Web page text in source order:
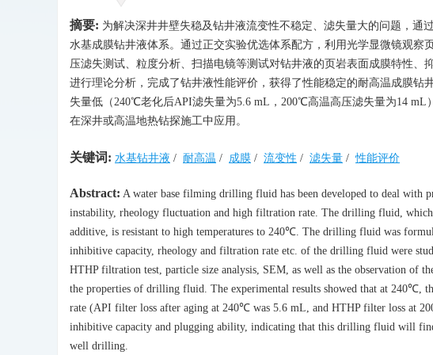
摘要: 为解决深井井壁失稳及钻井液流变性不稳定、滤失量大的问题，
水基成膜钻井液体系。通过正交实验优选体系配方，利用光学显微镜观
压滤失测试、粒度分析、扫描电镜等测试对钻井液的页岩表面成膜特性
进行理论分析，完成了钻井液性能评价，获得了性能稳定的耐高温成膜
失量低（240℃老化后API滤失量为5.6 mL，200℃高温高压滤失量为14
在深井或高温地热钻探施工中应用。
关键词: 水基钻井液 / 耐高温 / 成膜 / 流变性 / 滤失量 / 性能评价
Abstract: A water base filming drilling fluid has been developed to deal with
instability, rheology fluctuation and high filtration rate. The drilling fluid,
additive, is resistant to high temperatures to 240℃. The drilling fluid was
inhibitive capacity, rheology and filtration rate etc. of the drilling fluid were
HTHP filtration test, particle size analysis, SEM, as well as the observation of
the properties of drilling fluid. The experimental results showed that at
rate (API filter loss after aging at 240℃ was 5.6 mL, and HTHP filter loss at
inhibitive capacity and plugging ability, indicating that this drilling fluid will
well drilling.